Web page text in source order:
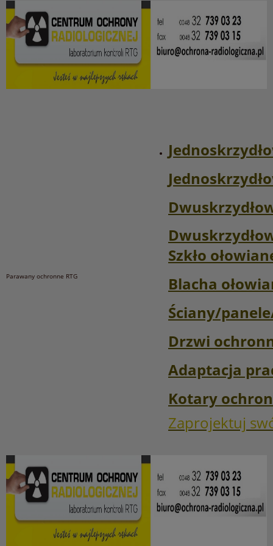
Parawany ochronne RTG
Szkło
Blacha
Ściany/
Drzwi
Adaptacja
Kotary
Zaprojektuj